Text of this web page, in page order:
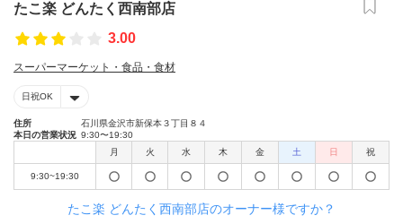
たこ楽 どんたく西南部店
3.00
スーパーマーケット・食品・食材
日祝OK
住所
石川県金沢市新保本３丁目８４
本日の営業状況 9:30〜19:30
月
火 水 木 金 土 日 祝
9:30~19:30
たこ楽 どんたく西南部店のオーナー様ですか？